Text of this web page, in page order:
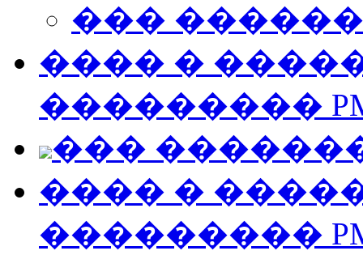
���
���� �
���������
���
���� �
���������